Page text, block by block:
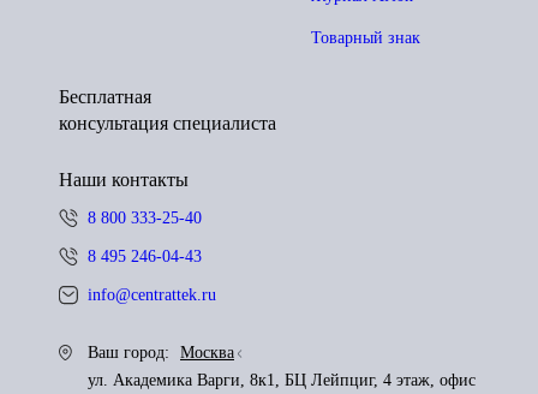
Товарный знак
Бесплатная
консультация специалиста
Наши контакты
8 800 333-25-40
8 495 246-04-43
info@centrattek.ru
Ваш город:
Москва
ул. Академика Варги, 8к1, БЦ Лейпциг, 4 этаж, офис